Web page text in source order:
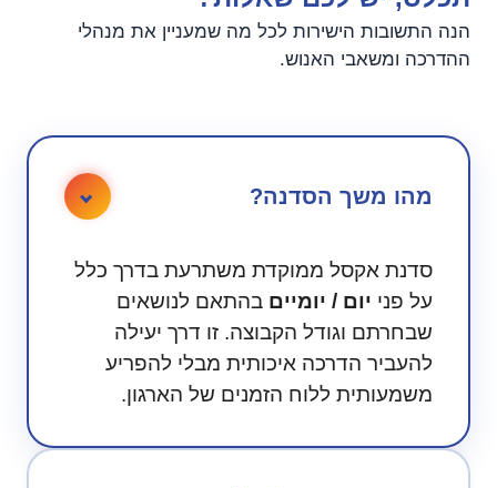
הנה התשובות הישירות לכל מה שמעניין את מנהלי
ההדרכה ומשאבי האנוש.
מהו משך הסדנה?
סדנת אקסל ממוקדת משתרעת בדרך כלל
על פני יום / יומיים בהתאם לנושאים
שבחרתם וגודל הקבוצה. זו דרך יעילה
להעביר הדרכה איכותית מבלי להפריע
משמעותית ללוח הזמנים של הארגון.